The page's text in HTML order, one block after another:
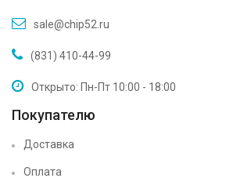
sale@chip52.ru
(831) 410-44-99
Открыто: Пн-Пт 10:00 - 18:00
Покупателю
Доставка
Оплата